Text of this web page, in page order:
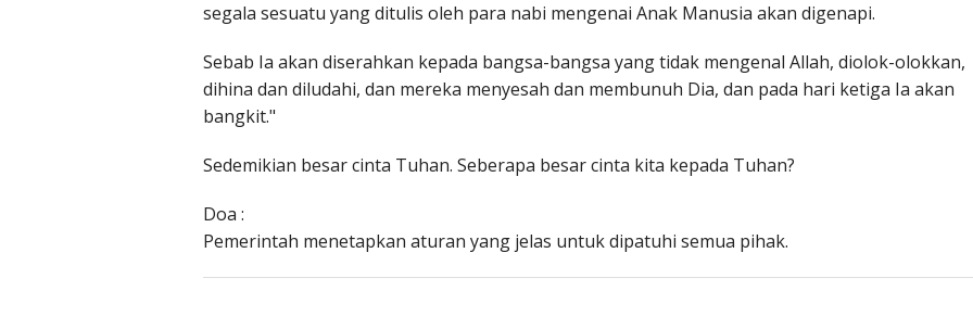
segala sesuatu yang ditulis oleh para nabi mengenai Anak Manusia akan digenapi.
Sebab Ia akan diserahkan kepada bangsa-bangsa yang tidak mengenal Allah, diolok-olokkan,
dihina dan diludahi, dan mereka menyesah dan membunuh Dia, dan pada hari ketiga Ia akan
bangkit."
Sedemikian besar cinta Tuhan. Seberapa besar cinta kita kepada Tuhan?
Doa :
Pemerintah menetapkan aturan yang jelas untuk dipatuhi semua pihak.